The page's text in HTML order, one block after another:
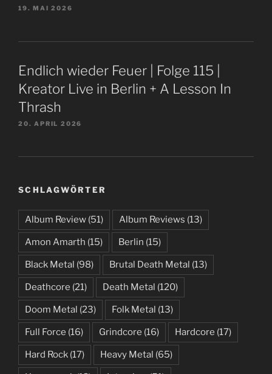
19. MAI 2026
Endlich wieder Feuer | Folge 115 |
Kreator Live in Berlin + A Lesson In
Thrash
20. APRIL 2026
SCHLAGWÖRTER
Album Review (51) Album Reviews (13)
Amon Amarth (15) Berlin (15)
Black Metal (98) Brutal Death Metal (13)
Deathcore (21) Death Metal (120)
Doom Metal (23) Folk Metal (13)
Full Force (16) Grindcore (16) Hardcore (17)
Hard Rock (17) Heavy Metal (65)